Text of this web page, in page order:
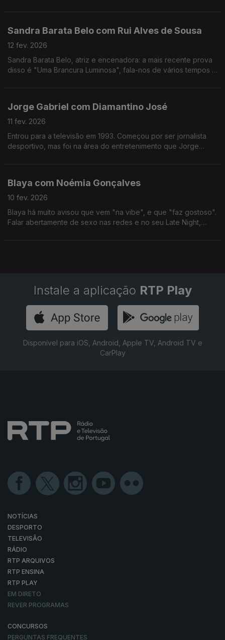
Sandra Barata Belo com Rui Alves de Sousa
12 fev. 2026
Sandra Barata Belo, atriz e encenadora: a mais recente prova
disso é "Uma Brancura Luminosa", fala-nos de vários tempos e
Jorge Gabriel com Diamantino José
11 fev. 2026
Entrou para a televisão em 1993. Começou por ser jornalista
desportivo, mas foi na área do entretenimento que Jorge
Blaya com Noémia Gonçalves
10 fev. 2026
Blaya há muito avisou que vem "na vibe", e que "faz gostoso".
Falar abertamente de sexo nas redes e no seu Late Night,
Instale a aplicação RTP Play
Disponível para iOS, Android, Apple TV, Android TV e
CarPlay
NOTÍCIAS
DESPORTO
TELEVISÃO
RÁDIO
RTP ARQUIVOS
RTP ENSINA
RTP PLAY
EM DIRETO
REVER PROGRAMAS
CONCURSOS
PERGUNTAS FREQUENTES